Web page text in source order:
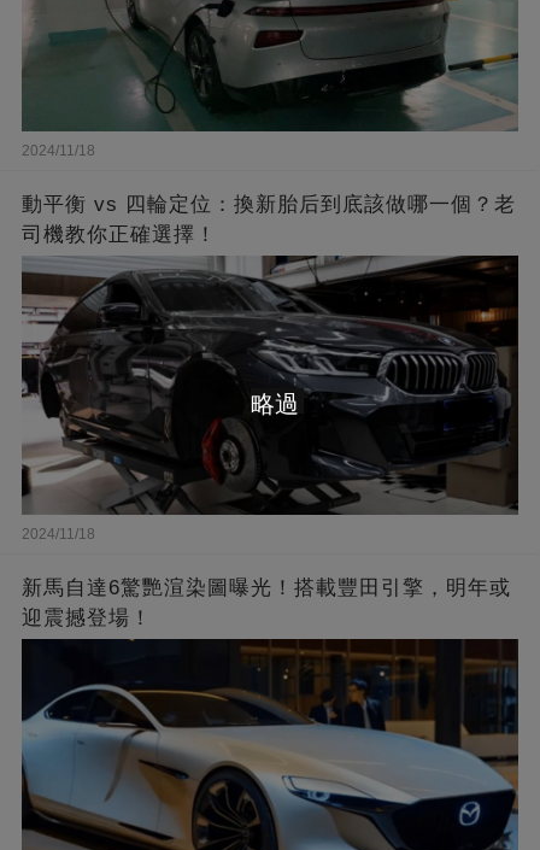
2024/11/18
動平衡 vs 四輪定位：換新胎后到底該做哪一個？老
司機教你正確選擇！
2024/11/18
新馬自達6驚艷渲染圖曝光！搭載豐田引擎，明年或
迎震撼登場！
略過